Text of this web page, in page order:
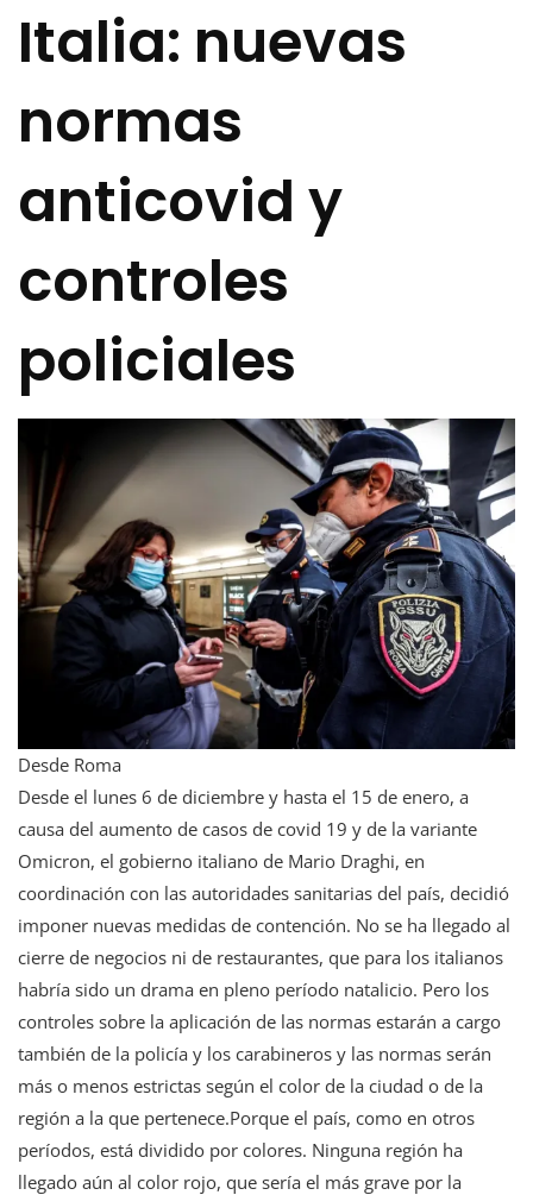
Italia: nuevas
normas
anticovid y
controles
policiales
Desde Roma
Desde el lunes 6 de diciembre y hasta el 15 de enero, a
causa del aumento de casos de covid 19 y de la variante
Omicron, el gobierno italiano de Mario Draghi, en
coordinación con las autoridades sanitarias del país, decidió
imponer nuevas medidas de contención. No se ha llegado al
cierre de negocios ni de restaurantes, que para los italianos
habría sido un drama en pleno período natalicio. Pero los
controles sobre la aplicación de las normas estarán a cargo
también de la policía y los carabineros y las normas serán
más o menos estrictas según el color de la ciudad o de la
región a la que pertenece.Porque el país, como en otros
períodos, está dividido por colores. Ninguna región ha
llegado aún al color rojo, que sería el más grave por la